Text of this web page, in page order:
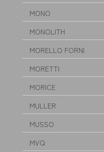
MONO
MONOLITH
MORELLO FORNI
MORETTI
MORICE
MULLER
MUSSO
MVQ